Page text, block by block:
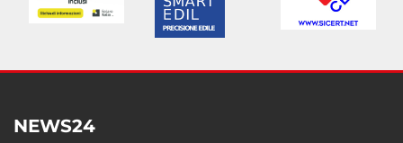
NEWS24